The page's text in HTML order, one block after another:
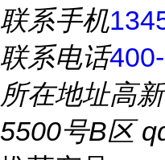
联系手机
联系电话
所在地址高
5500号B区